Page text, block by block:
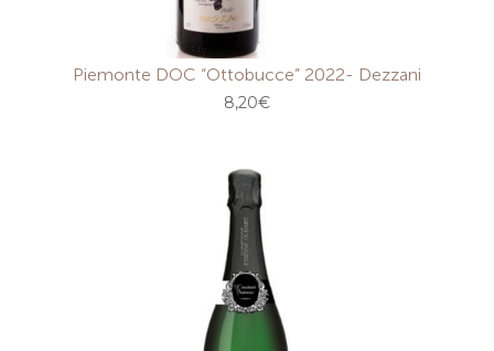
Piemonte DOC “Ottobucce” 2022- Dezzani
8,20€